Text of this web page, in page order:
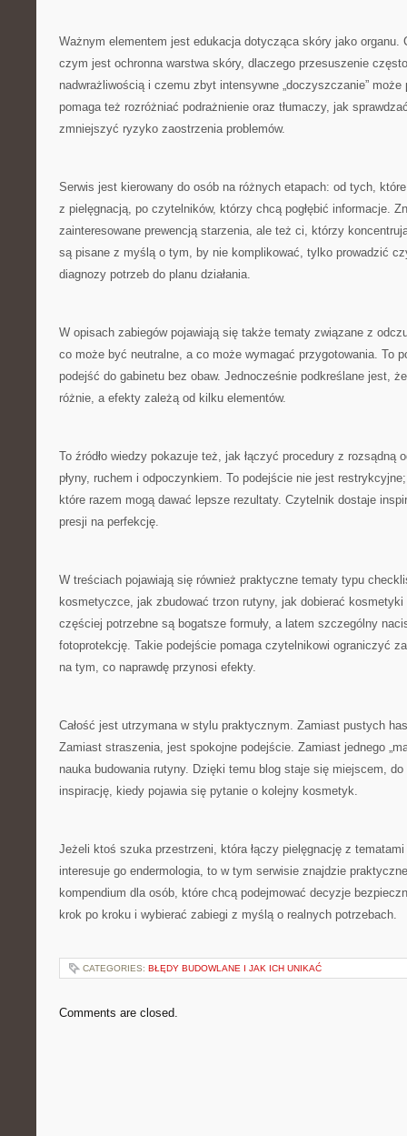
Ważnym elementem jest edukacja dotycząca skóry jako organu.
czym jest ochronna warstwa skóry, dlaczego przesuszenie
nadwrażliwością i czemu zbyt intensywne „doczyszczanie”
pomaga też rozróżniać podrażnienie oraz tłumaczy, jak
zmniejszyć ryzyko zaostrzenia problemów.
Serwis jest kierowany do osób na różnych etapach: od tych,
z pielęgnacją, po czytelników, którzy chcą pogłębić informacje.
zainteresowane prewencją starzenia, ale też ci, którzy
są pisane z myślą o tym, by nie komplikować, tylko prowadzić
diagnozy potrzeb do planu działania.
W opisach zabiegów pojawiają się także tematy związane z
co może być neutralne, a co może wymagać przygotowania. To
podejść do gabinetu bez obaw. Jednocześnie podkreślane jest,
różnie, a efekty zależą od kilku elementów.
To źródło wiedzy pokazuje też, jak łączyć procedury z rozsądną
płyny, ruchem i odpoczynkiem. To podejście nie jest
które razem mogą dawać lepsze rezultaty. Czytelnik dostaje
presji na perfekcję.
W treściach pojawiają się również praktyczne tematy typu
kosmetyczce, jak zbudować trzon rutyny, jak dobierać
częściej potrzebne są bogatsze formuły, a latem szczególny
fotoprotekcję. Takie podejście pomaga czytelnikowi ograniczyć
na tym, co naprawdę przynosi efekty.
Całość jest utrzymana w stylu praktycznym. Zamiast pustych
Zamiast straszenia, jest spokojne podejście. Zamiast jednego
nauka budowania rutyny. Dzięki temu blog staje się miejscem,
inspirację, kiedy pojawia się pytanie o kolejny kosmetyk.
Jeżeli ktoś szuka przestrzeni, która łączy pielęgnację z
interesuje go endermologia, to w tym serwisie znajdzie
kompendium dla osób, które chcą podejmować decyzje
krok po kroku i wybierać zabiegi z myślą o realnych potrzebach.
CATEGORIES: BŁĘDY BUDOWLANE I JAK ICH UNIKAĆ
Comments are closed.